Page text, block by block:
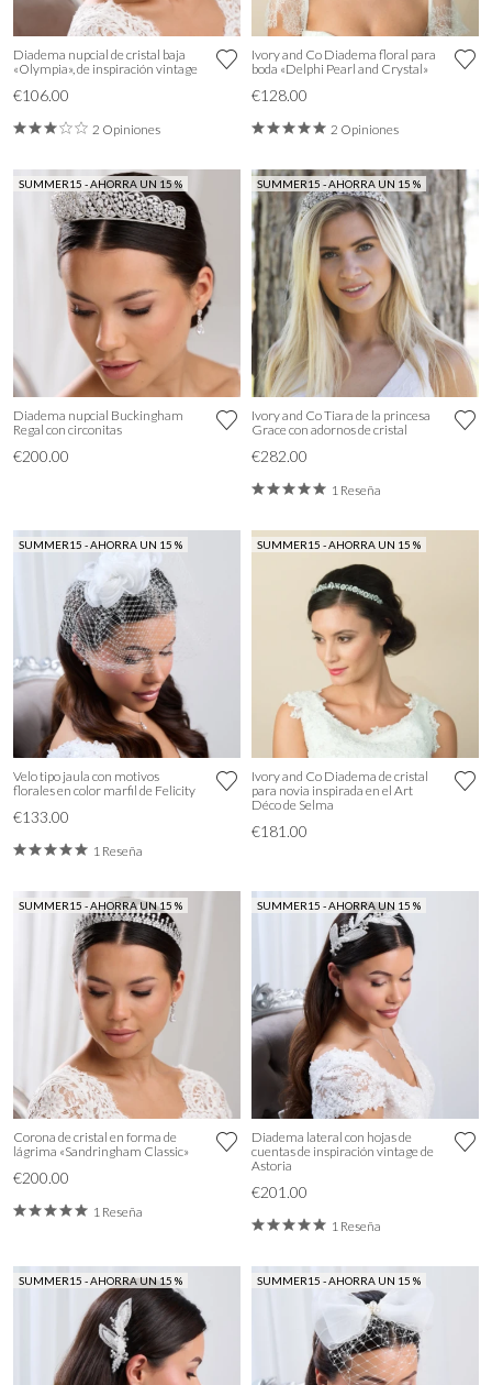
Diadema nupcial de cristal baja
«Olympia», de inspiración vintage
€106.00
2 Opiniones
Ivory and Co Diadema floral para
boda «Delphi Pearl and Crystal»
€128.00
2 Opiniones
SUMMER15 - AHORRA UN 15 %
Diadema nupcial Buckingham
Regal con circonitas
€200.00
SUMMER15 - AHORRA UN 15 %
Ivory and Co Tiara de la princesa
Grace con adornos de cristal
€282.00
1 Reseña
SUMMER15 - AHORRA UN 15 %
Velo tipo jaula con motivos
florales en color marfil de Felicity
€133.00
1 Reseña
SUMMER15 - AHORRA UN 15 %
Ivory and Co Diadema de cristal
para novia inspirada en el Art
Déco de Selma
€181.00
SUMMER15 - AHORRA UN 15 %
Corona de cristal en forma de
lágrima «Sandringham Classic»
€200.00
1 Reseña
SUMMER15 - AHORRA UN 15 %
Diadema lateral con hojas de
cuentas de inspiración vintage de
Astoria
€201.00
1 Reseña
SUMMER15 - AHORRA UN 15 % SUMMER15 - AHORRA UN 15 %